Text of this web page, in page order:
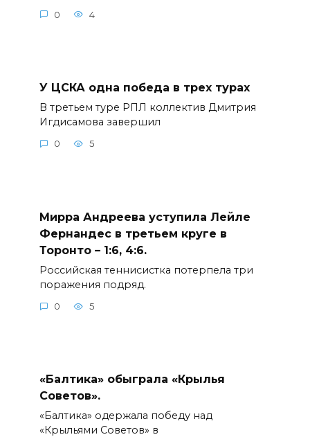
0 4
У ЦСКА одна победа в трех турах
В третьем туре РПЛ коллектив Дмитрия
Игдисамова завершил
0 5
Мирра Андреева уступила Лейле
Фернандес в третьем круге в
Торонто – 1:6, 4:6.
Российская теннисистка потерпела три
поражения подряд.
0 5
«Балтика» обыграла «Крылья
Советов».
«Балтика» одержала победу над
«Крыльями Советов» в